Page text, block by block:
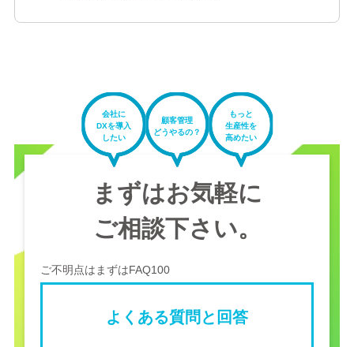
会社に
DXを導入
したい
顧客管理
どうやるの？
もっと
生産性を
高めたい
まずはお気軽に
ご相談下さい。
ご不明点はまずはFAQ100
よくある質問と回答